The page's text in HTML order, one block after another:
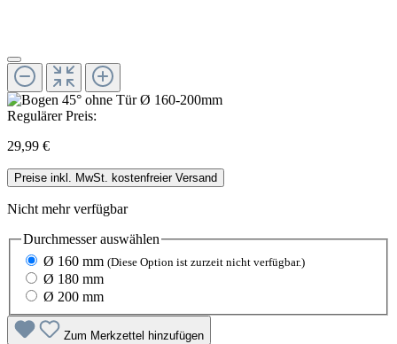
Regulärer Preis:
29,99 €
Preise inkl. MwSt. kostenfreier Versand
Nicht mehr verfügbar
Durchmesserauswählen
Ø 160 mm (Diese Option ist zurzeit nicht verfügbar.)
Ø 180 mm
Ø 200 mm
Zum Merkzettel hinzufügen